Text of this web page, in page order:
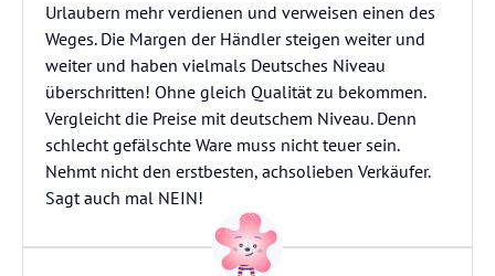
Urlaubern mehr verdienen und verweisen einen des
Weges. Die Margen der Händler steigen weiter und
weiter und haben vielmals Deutsches Niveau
überschritten! Ohne gleich Qualität zu bekommen.
Vergleicht die Preise mit deutschem Niveau. Denn
schlecht gefälschte Ware muss nicht teuer sein.
Nehmt nicht den erstbesten, achsolieben Verkäufer.
Sagt auch mal NEIN!